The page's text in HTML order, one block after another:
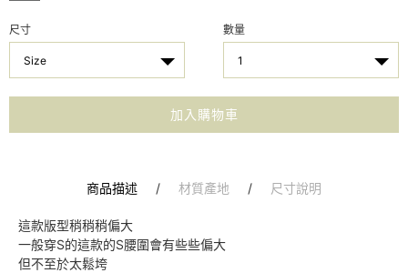
尺寸
Size
數量
1
加入購物車
商品描述 / 材質產地 / 尺寸說明
這款版型稍稍稍偏大
一般穿S的這款的S腰圍會有些些偏大
但不至於太鬆垮